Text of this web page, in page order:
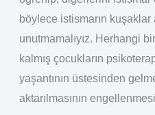
böylece istismarın kuşaklar
unutmamalıyız. Herhangi
kalmış çocukların
yaşantının üstesinden
aktarılmasının